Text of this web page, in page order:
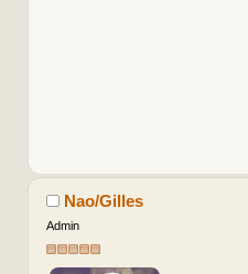
Nao/Gilles
Admin